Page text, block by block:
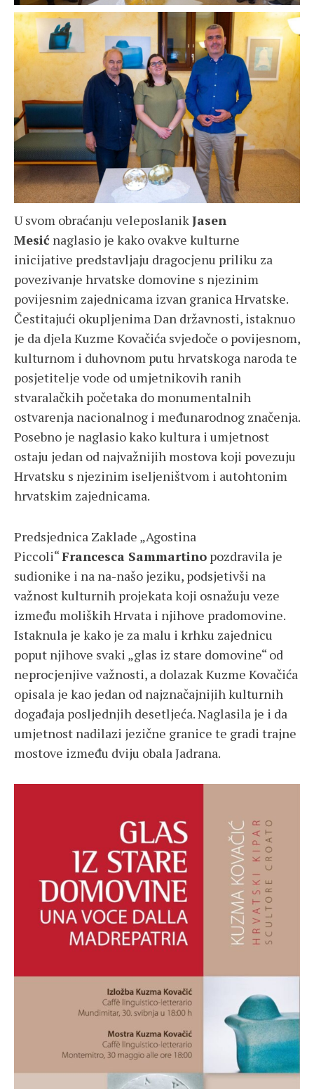
U svom obraćanju veleposlanikJasen
Mesić naglasio je kako ovakve kulturne
inicijative predstavljaju dragocjenu priliku za
povezivanje hrvatske domovine s njezinim
povijesnim zajednicama izvan granica Hrvatske.
Čestitajući okupljenima Dan državnosti, istaknuo
je da djela Kuzme Kovačića svjedoče o povijesnom,
kulturnom i duhovnom putu hrvatskoga naroda te
posjetitelje vode od umjetnikovih ranih
stvaralačkih početaka do monumentalnih
ostvarenja nacionalnog i međunarodnog značenja.
Posebno je naglasio kako kultura i umjetnost
ostaju jedan od najvažnijih mostova koji povezuju
Hrvatsku s njezinim iseljeništvom i autohtonim
hrvatskim zajednicama.
Predsjednica Zaklade „Agostina
Piccoli“Francesca Sammartino pozdravila je
sudionike i na na-našo jeziku, podsjetivši na
važnost kulturnih projekata koji osnažuju veze
između moliških Hrvata i njihove pradomovine.
Istaknula je kako je za malu i krhku zajednicu
poput njihove svaki „glas iz stare domovine“ od
neprocjenjive važnosti, a dolazak Kuzme Kovačića
opisala je kao jedan od najznačajnijih kulturnih
događaja posljednjih desetljeća. Naglasila je i da
umjetnost nadilazi jezične granice te gradi trajne
mostove između dviju obala Jadrana.